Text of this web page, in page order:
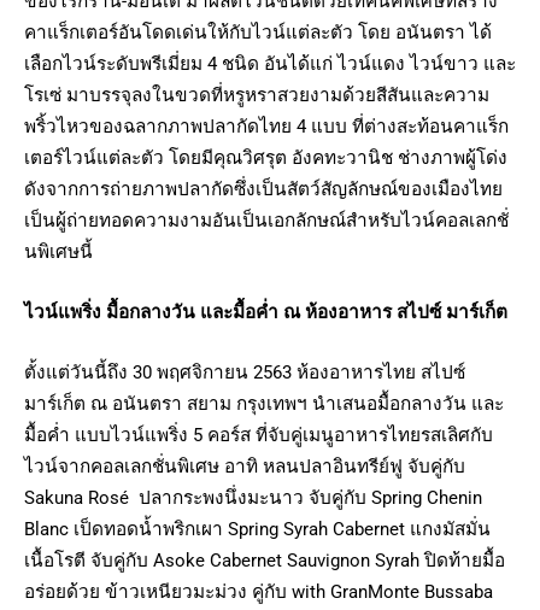
คาแร็กเตอร์อันโดดเด่นให้กับไวน์แต่ละตัว โดย อนันตรา ได้
เลือกไวน์ระดับพรีเมี่ยม 4 ชนิด อันได้แก่ ไวน์แดง ไวน์ขาว และ
โรเซ่ มาบรรจุลงในขวดที่หรูหราสวยงามด้วยสีสันและความ
พริ้วไหวของฉลากภาพปลากัดไทย 4 แบบ ที่ต่างสะท้อนคาแร็ก
เตอร์ไวน์แต่ละตัว โดยมีคุณวิศรุต อังคทะวานิช ช่างภาพผู้โด่ง
ดังจากการถ่ายภาพปลากัดซึ่งเป็นสัตว์สัญลักษณ์ของเมืองไทย
เป็นผู้ถ่ายทอดความงามอันเป็นเอกลักษณ์สำหรับไวน์คอลเลกชั่
นพิเศษนี้
ไวน์แพริ่ง มื้อกลางวัน และมื้อค่ำ ณ ห้องอาหาร สไปซ์ มาร์เก็ต
ตั้งแต่วันนี้ถึง 30 พฤศจิกายน 2563 ห้องอาหารไทย สไปซ์
มาร์เก็ต ณ อนันตรา สยาม กรุงเทพฯ นำเสนอมื้อกลางวัน และ
มื้อค่ำ แบบไวน์แพริ่ง 5 คอร์ส ที่จับคู่เมนูอาหารไทยรสเลิศกับ
ไวน์จากคอลเลกชั่นพิเศษ อาทิ หลนปลาอินทรีย์ฟู จับคู่กับ
Sakuna Rosé ปลากระพงนึ่งมะนาว จับคู่กับ Spring Chenin
Blanc เป็ดทอดน้ำพริกเผา Spring Syrah Cabernet แกงมัสมั่น
เนื้อโรตี จับคู่กับ Asoke Cabernet Sauvignon Syrah ปิดท้ายมื้อ
อร่อยด้วย ข้าวเหนียวมะม่วง คู่กับ with GranMonte Bussaba